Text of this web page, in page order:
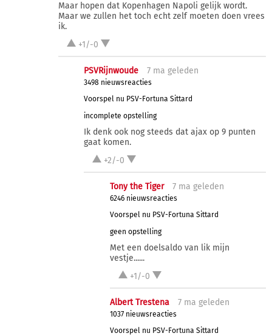
Maar hopen dat Kopenhagen Napoli gelijk wordt.
Maar we zullen het toch echt zelf moeten doen vrees
ik.
+1/-0
PSVRijnwoude 7 ma geleden
3498 nieuwsreacties
Voorspel nu PSV-Fortuna Sittard
incomplete opstelling
Ik denk ook nog steeds dat ajax op 9 punten
gaat komen.
+2/-0
Tony the Tiger 7 ma geleden
6246 nieuwsreacties
Voorspel nu PSV-Fortuna Sittard
geen opstelling
Met een doelsaldo van lik mijn
vestje......
+1/-0
Albert Trestena 7 ma geleden
1037 nieuwsreacties
Voorspel nu PSV-Fortuna Sittard